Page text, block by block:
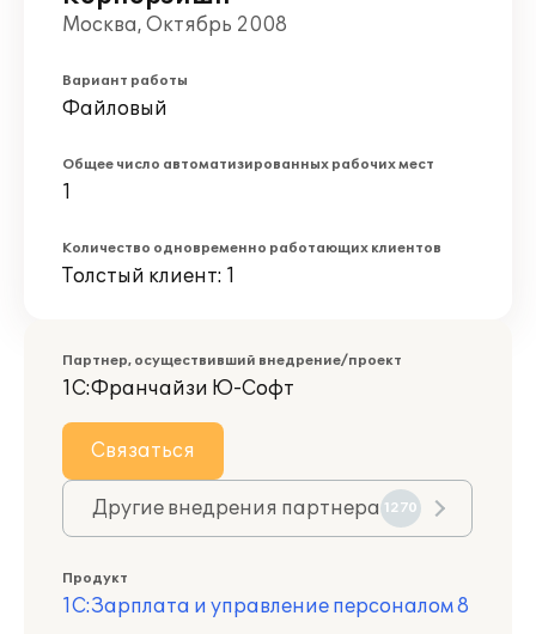
Москва, Октябрь 2008
Вариант работы
Файловый
Общее число автоматизированных рабочих мест
1
Количество одновременно работающих клиентов
Толстый клиент: 1
Партнер, осуществивший внедрение/проект
1С:Франчайзи Ю-Софт
Связаться
Другие внедрения партнера 1270
Продукт
1С:Зарплата и управление персоналом 8